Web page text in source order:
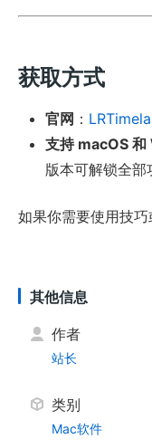
获取方式
官网 ：
支持 macOS
版本可解锁全部
如果你需要使用技巧
其他信息
作者
站长
类别
Mac软件